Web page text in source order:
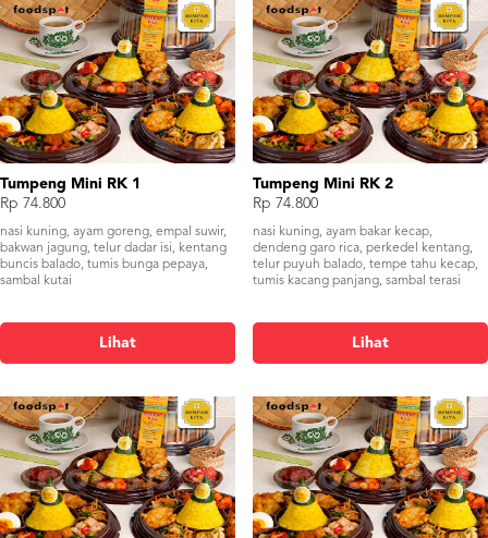
Tumpeng Mini RK 1
Rp 74.800
nasi kuning, ayam goreng, empal suwir,
bakwan jagung, telur dadar isi, kentang
buncis balado, tumis bunga pepaya,
sambal kutai
Lihat
Tumpeng Mini RK 2
Rp 74.800
nasi kuning, ayam bakar kecap,
dendeng garo rica, perkedel kentang,
telur puyuh balado, tempe tahu kecap,
tumis kacang panjang, sambal terasi
Lihat